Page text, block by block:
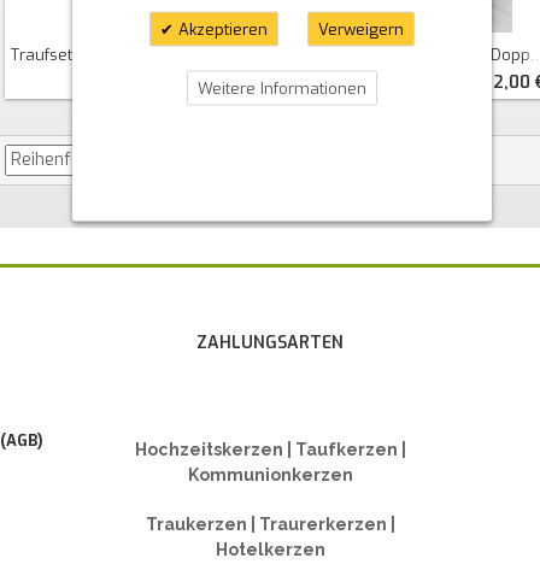
Traufset Strichmännchen Oval Abg.
40,00 €
Traufset Strichmännchen Doppeldiskus
42,00
ZAHLUNGSARTEN
Hochzeitskerzen | Taufkerzen |
Kommunionkerzen
Traukerzen | Traurerkerzen |
Hotelkerzen
Akzeptieren Verweigern
Weitere Informationen